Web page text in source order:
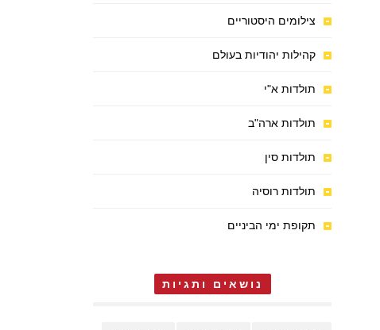
צילומים היסטוריים
קהילות יהודיות בעולם
תולדות א"י
תולדות ארה"ב
תולדות סין
תולדות רוסיה
תקופת ימי הביניים
נושאים ותגיות